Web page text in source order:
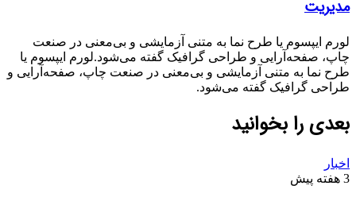
مدیریت
لورم ایپسوم یا طرح‌ نما به متنی آزمایشی و بی‌معنی در صنعت
چاپ، صفحه‌آرایی و طراحی گرافیک گفته می‌شود.لورم ایپسوم یا
طرح‌ نما به متنی آزمایشی و بی‌معنی در صنعت چاپ، صفحه‌آرایی و
طراحی گرافیک گفته می‌شود.
بعدی را بخوانید
اخبار
3 هفته پیش